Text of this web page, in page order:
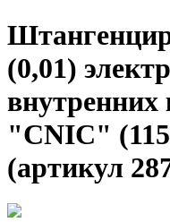
(0,01)
"CNIC"
(артикул